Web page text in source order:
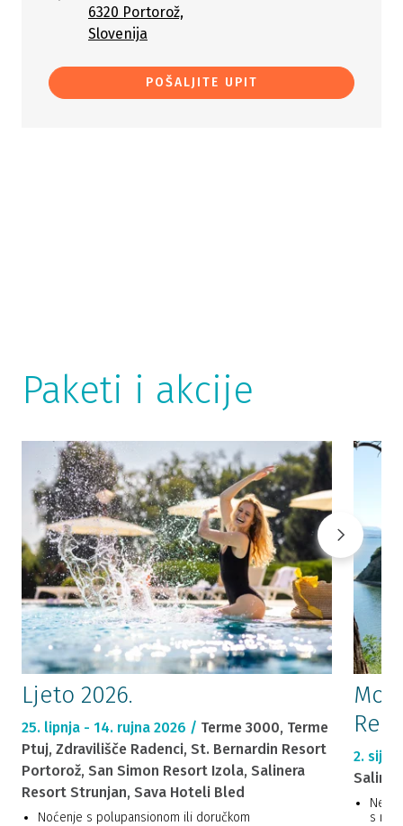
6320 Portorož,
Slovenija
POŠALJITE UPIT
Paketi i akcije
Ljeto 2026.
25. lipnja - 14. rujna 2026 / Terme 3000, Terme
Ptuj, Zdravilišče Radenci, St. Bernardin Resort
Portorož, San Simon Resort Izola, Salinera
Resort Strunjan, Sava Hoteli Bled
Noćenje s polupansionom ili doručkom
2.
s